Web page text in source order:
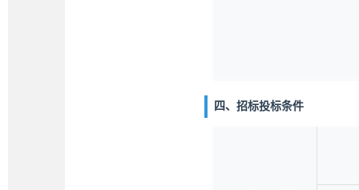
四、招标投标条件